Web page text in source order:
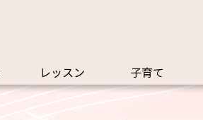
レッスン 子育て